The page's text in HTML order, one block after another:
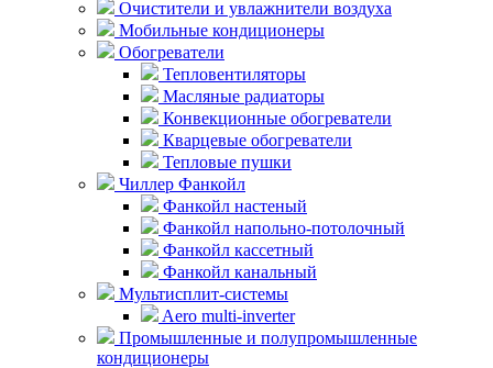
Очистители и увлажнители воздуха
Мобильные кондиционеры
Обогреватели
Тепловентиляторы
Масляные радиаторы
Конвекционные обогреватели
Кварцевые обогреватели
Тепловые пушки
Чиллер Фанкойл
Фанкойл настеный
Фанкойл напольно-потолочный
Фанкойл кассетный
Фанкойл канальный
Мультисплит-системы
Aero multi-inverter
Промышленные и полупромышленные
кондиционеры